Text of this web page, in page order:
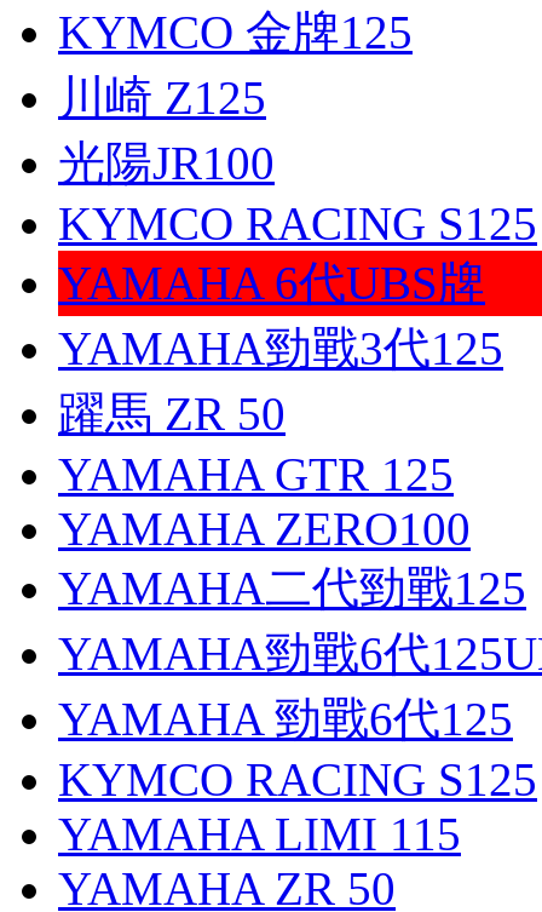
KYMCO 金牌125
川崎 Z125
光陽JR100
KYMCO RACING S125
YAMAHA 6代UBS牌
YAMAHA勁戰3代125
躍馬 ZR 50
YAMAHA GTR 125
YAMAHA ZERO100
YAMAHA二代勁戰125
YAMAHA勁戰6代
YAMAHA 勁戰6代125
KYMCO RACING S125
YAMAHA LIMI 115
YAMAHA ZR 50